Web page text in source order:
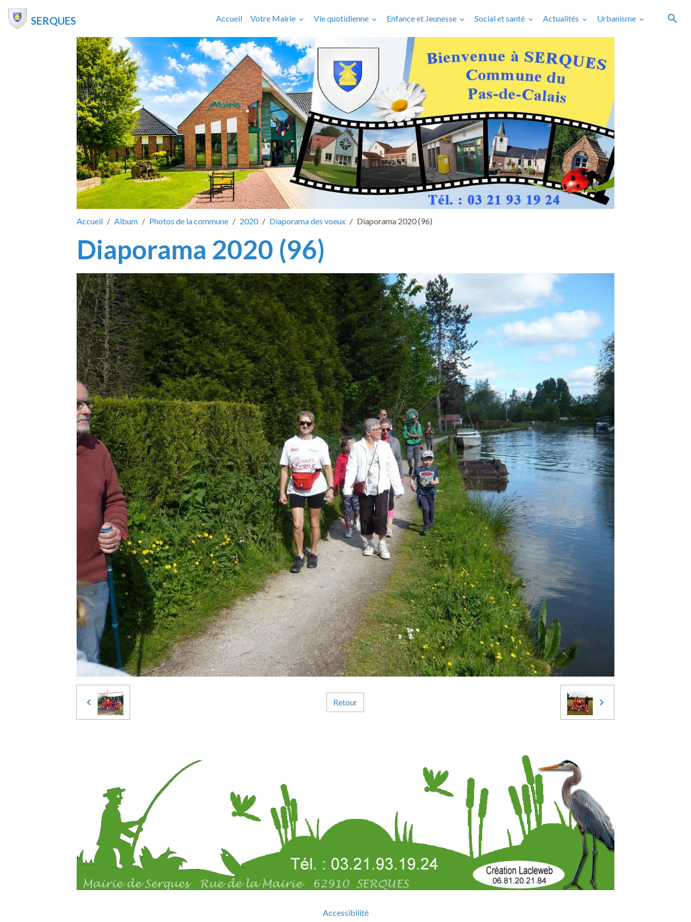
SERQUES Accueil Votre Mairie Vie quotidienne Enfance et Jeunesse Social et santé Actualités Urbanisme
Accueil Album Photos de la commune 2020 Diaporama des voeux Diaporama 2020 (96)
Diaporama 2020 (96)
Retour
Accessibilité